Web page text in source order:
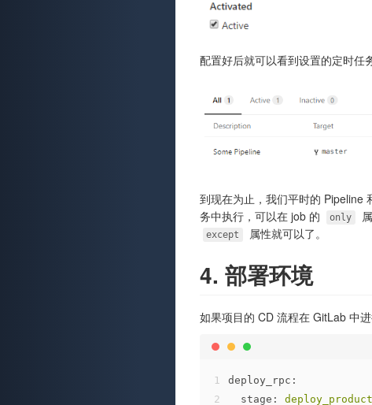
配置好后就可以看到设置的定时任
到现在为止，我们平时的 Pipeline
务中执行，可以在 job 的
only
except 属性就可以了。
4. 部署环境
如果项目的 CD 流程在 GitLab 中
1
2
deploy_rpc:
stage: